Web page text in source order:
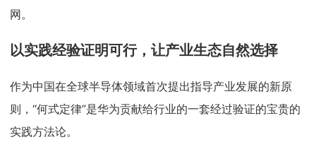
网。
以实践经验证明可行，让产业生态自然选择
作为中国在全球半导体领域首次提出指导产业发展的新原
则，“何式定律”是华为贡献给行业的一套经过验证的宝贵的
实践方法论。